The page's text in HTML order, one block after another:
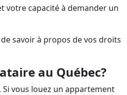
mort ?
Annuler une carte nuit-elle à votre
côté ?
Combien puis-je payer pour une
voiture?
votre capacité à demander un
savoir à propos de vos droits
au Québec?
vous louez un appartement